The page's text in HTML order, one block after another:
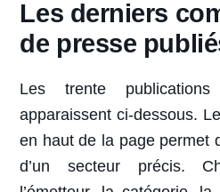
Les derniers
de presse
Les trente
apparaissent ci-dessous.
en haut de la page permet
d’un secteur précis.